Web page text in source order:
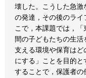
壊した。こうした急激
の発達，その後のラ
こで，本課題では，
間の子どもたちの生
支える環境や保育は
にする」ことを目的
することで，保護者